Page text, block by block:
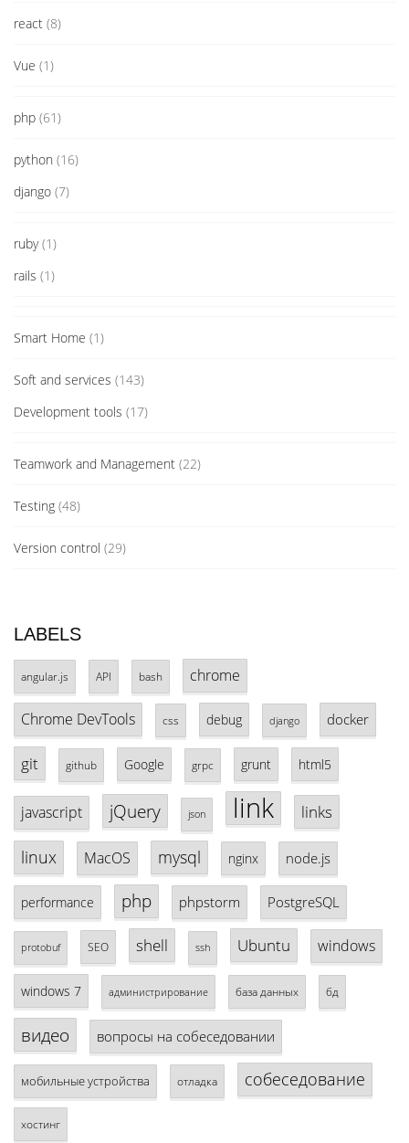
react (8)
Vue (1)
php (61)
python (16)
django (7)
ruby(1)
rails (1)
Smart Home (1)
Soft and services (143)
Development tools (17)
Teamwork and Management (22)
Testing (48)
Version control (29)
LABELS
angular.js API bash chrome
Chrome DevTools css debug django docker
git github Google grpc grunt html5
javascript jQuery json link links
linux MacOS mysql nginx node.js
performance php phpstorm PostgreSQL
protobuf SEO shell ssh Ubuntu windows
windows 7 администрирование база данных бд
видео вопросы на собеседовании
мобильные устройства отладка собеседование
хостинг